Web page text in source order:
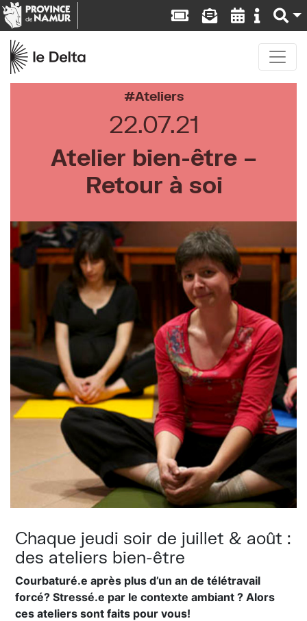
Ateliers
22.07.21
Atelier bien-être –
Retour à soi
Chaque jeudi soir de juillet & août :
des ateliers bien-être
Courbaturé.e après plus d’un an de télétravail
forcé? Stressé.e par le contexte ambiant ? Alors
ces ateliers sont faits pour vous!